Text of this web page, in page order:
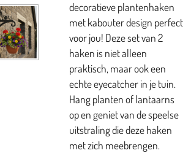
decoratieve plantenhaken
met kabouter design perfect
voor jou! Deze set van 2
haken is niet alleen
praktisch, maar ook een
echte eyecatcher in je tuin.
Hang planten of lantaarns
op en geniet van de speelse
uitstraling die deze haken
met zich meebrengen.